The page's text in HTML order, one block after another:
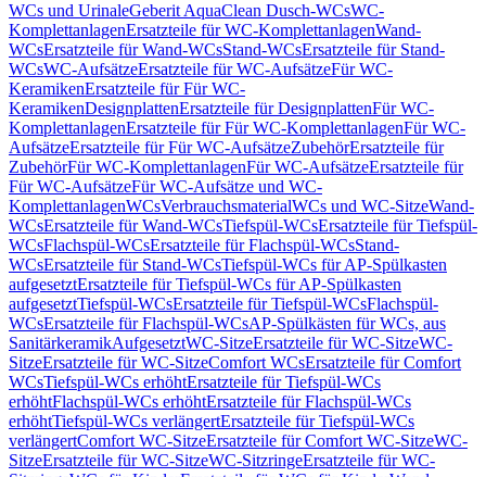
WCs und UrinaleGeberit AquaClean Dusch-WCsWC-
KomplettanlagenErsatzteile für WC-KomplettanlagenWand-
WCsErsatzteile für Wand-WCsStand-WCsErsatzteile für Stand-
WCsWC-AufsätzeErsatzteile für WC-AufsätzeFür WC-
KeramikenErsatzteile für Für WC-
KeramikenDesignplattenErsatzteile für DesignplattenFür WC-
KomplettanlagenErsatzteile für Für WC-KomplettanlagenFür WC-
AufsätzeErsatzteile für Für WC-AufsätzeZubehörErsatzteile für
ZubehörFür WC-KomplettanlagenFür WC-AufsätzeErsatzteile für
Für WC-AufsätzeFür WC-Aufsätze und WC-
KomplettanlagenWCsVerbrauchsmaterialWCs und WC-SitzeWand-
WCsErsatzteile für Wand-WCsTiefspül-WCsErsatzteile für Tiefspül-
WCsFlachspül-WCsErsatzteile für Flachspül-WCsStand-
WCsErsatzteile für Stand-WCsTiefspül-WCs für AP-Spülkasten
aufgesetztErsatzteile für Tiefspül-WCs für AP-Spülkasten
aufgesetztTiefspül-WCsErsatzteile für Tiefspül-WCsFlachspül-
WCsErsatzteile für Flachspül-WCsAP-Spülkästen für WCs, aus
SanitärkeramikAufgesetztWC-SitzeErsatzteile für WC-SitzeWC-
SitzeErsatzteile für WC-SitzeComfort WCsErsatzteile für Comfort
WCsTiefspül-WCs erhöhtErsatzteile für Tiefspül-WCs
erhöhtFlachspül-WCs erhöhtErsatzteile für Flachspül-WCs
erhöhtTiefspül-WCs verlängertErsatzteile für Tiefspül-WCs
verlängertComfort WC-SitzeErsatzteile für Comfort WC-SitzeWC-
SitzeErsatzteile für WC-SitzeWC-SitzringeErsatzteile für WC-